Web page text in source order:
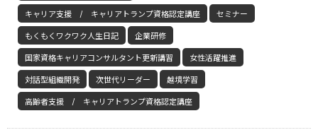
キャリア支援 / キャリアトランプ資格認定講座 セミナー
もくもくワクワク人生日記 企業研修
国家資格キャリアコンサルタント更新講習 女性活躍推進
対話型組織開発 次世代リーダー 越境学習
高齢者支援 / キャリアトランプ資格認定講座